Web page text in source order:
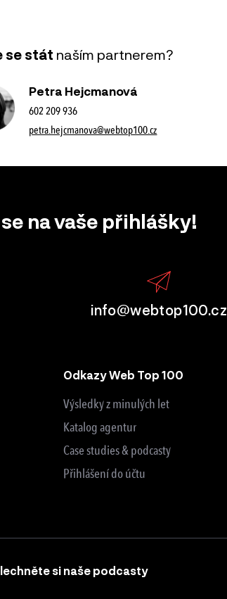
se stát naším partnerem?
Petra Hejcmanová
602 209 936
petra.hejcmanova@webtop100.cz
na vaše přihlášky!
info@webtop100.cz
Odkazy Web Top 100
Výsledky z minulých let
Katalog agentur
Case studies & podcasty
Přihlášení do účtu
si naše podcasty